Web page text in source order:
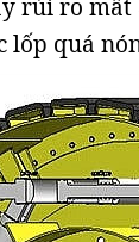
rủi ro
lốp quá